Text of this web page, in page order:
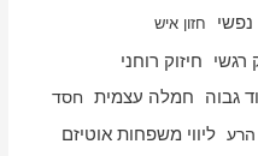
נפשי חזון איש
רגשי חיזוק רוחני
גבוה חמלה עצמית חסד
הרע ליווי משפחות אוטיזם